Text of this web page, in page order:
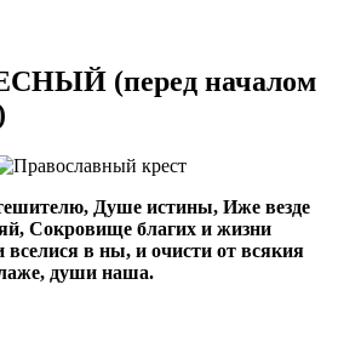
(перед началом
Душе истины, Иже везде
Сокровище благих и жизни
в ны, и очисти от всякия
души наша.